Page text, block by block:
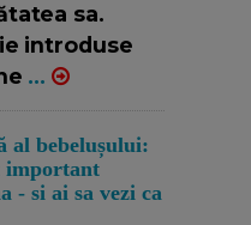
sa.
introduse
...
al bebelușului:
important
- si ai sa vezi ca